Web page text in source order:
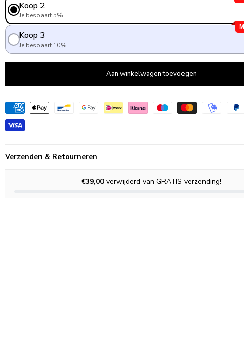
Koop 2
Je bespaart 5%
Koop 3
Je bespaart 10%
Aan winkelwagen toevoegen
Verzenden & Retourneren
€39,00verwijderd van GRATIS verzending!